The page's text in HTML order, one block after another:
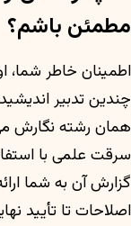
مطمئن باشم؟
اطمینان خاطر شما،
چندین تدبیر
همان رشته نگارش
سرقت علمی با
گزارش آن به شما
اصلاحات تا تأیید